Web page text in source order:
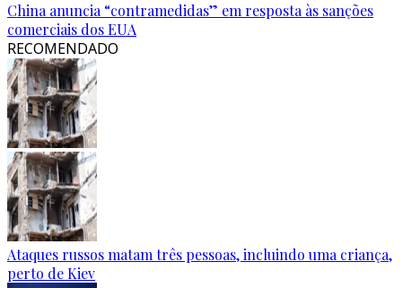
China anuncia “contramedidas” em resposta às sanções
comerciais dos EUA
RECOMENDADO
Ataques russos matam três pessoas, incluindo uma criança,
perto de Kiev